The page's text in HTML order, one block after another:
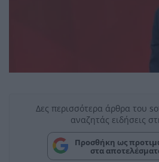
Δες περισσότερα άρθρα του
αναζητάς ειδήσεις
Προσθήκη ως
στα